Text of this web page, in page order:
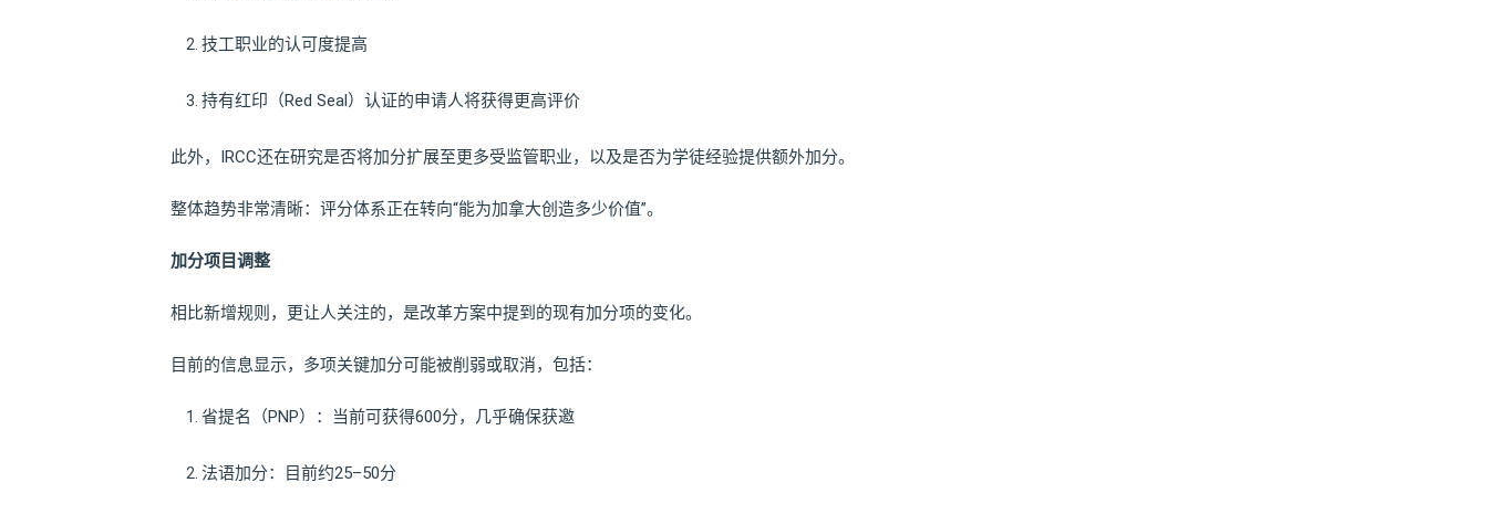
技工职业的认可度提高
持有红印（Red Seal）认证的申请人将获得更高评价
此外，IRCC还在研究是否将加分扩展至更多受监管职业，以及是否为学徒经验提供额外加分。
整体趋势非常清晰：评分体系正在转向“能为加拿大创造多少价值”。
加分项目调整
相比新增规则，更让人关注的，是改革方案中提到的现有加分项的变化。
目前的信息显示，多项关键加分可能被削弱或取消，包括：
省提名（PNP）：当前可获得600分，几乎确保获邀
法语加分：目前约25–50分